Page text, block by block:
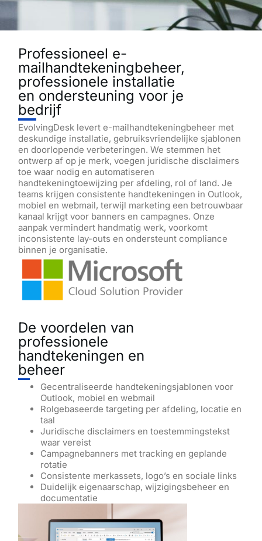
Professioneel e-
mailhandtekeningbeheer,
professionele installatie
en ondersteuning voor je
bedrijf
EvolvingDesk levert e-mailhandtekeningbeheer met
deskundige installatie, gebruiksvriendelijke sjablonen
en doorlopende verbeteringen. We stemmen het
ontwerp af op je merk, voegen juridische disclaimers
toe waar nodig en automatiseren
handtekeningtoewijzing per afdeling, rol of land. Je
teams krijgen consistente handtekeningen in Outlook,
mobiel en webmail, terwijl marketing een betrouwbaar
kanaal krijgt voor banners en campagnes. Onze
aanpak vermindert handmatig werk, voorkomt
inconsistente lay-outs en ondersteunt compliance
binnen je organisatie.
De voordelen van
professionele
handtekeningen en
beheer
Gecentraliseerde handtekeningsjablonen voor
Outlook, mobiel en webmail
Rolgebaseerde targeting per afdeling, locatie en
taal
Juridische disclaimers en toestemmingstekst
waar vereist
Campagnebanners met tracking en geplande
rotatie
Consistente merkassets, logo’s en sociale links
Duidelijk eigenaarschap, wijzigingsbeheer en
documentatie